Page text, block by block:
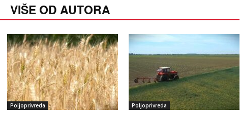
VIŠE OD AUTORA
Poljoprivreda Poljoprivreda